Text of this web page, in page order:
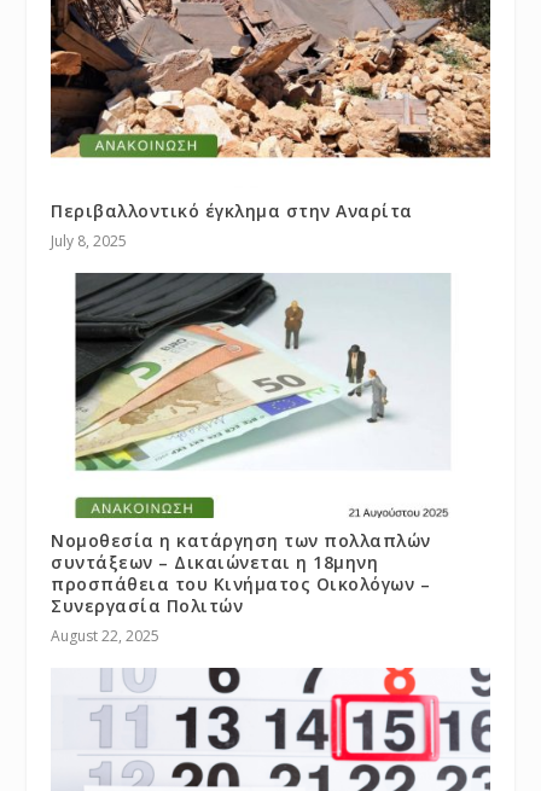
Περιβαλλοντικό έγκλημα στην Αναρίτα
July 8, 2025
Νομοθεσία η κατάργηση των πολλαπλών
συντάξεων – Δικαιώνεται η 18μηνη
προσπάθεια του Κινήματος Οικολόγων –
Συνεργασία Πολιτών
August 22, 2025